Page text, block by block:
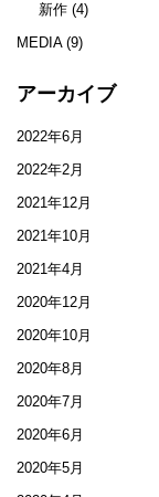
新作(4)
MEDIA(9)
アーカイブ
2022年6月
2022年2月
2021年12月
2021年10月
2021年4月
2020年12月
2020年10月
2020年8月
2020年7月
2020年6月
2020年5月